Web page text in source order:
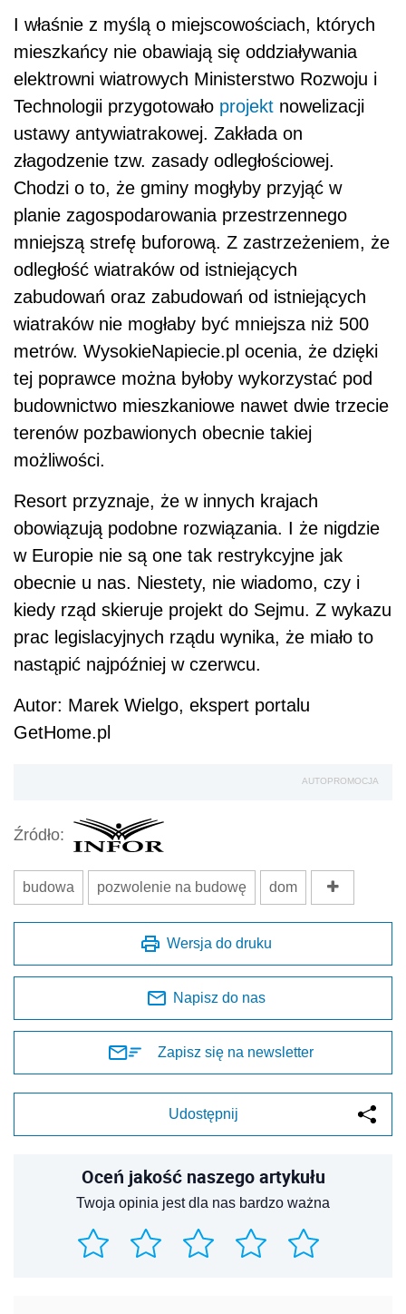
I właśnie z myślą o miejscowościach, których
mieszkańcy nie obawiają się oddziaływania
elektrowni wiatrowych Ministerstwo Rozwoju i
Technologii przygotowało projekt nowelizacji
ustawy antywiatrakowej. Zakłada on
złagodzenie tzw. zasady odległościowej.
Chodzi o to, że gminy mogłyby przyjąć w
planie zagospodarowania przestrzennego
mniejszą strefę buforową. Z zastrzeżeniem, że
odległość wiatraków od istniejących
zabudowań oraz zabudowań od istniejących
wiatraków nie mogłaby być mniejsza niż 500
metrów. WysokieNapiecie.pl ocenia, że dzięki
tej poprawce można byłoby wykorzystać pod
budownictwo mieszkaniowe nawet dwie trzecie
terenów pozbawionych obecnie takiej
możliwości.
Resort przyznaje, że w innych krajach
obowiązują podobne rozwiązania. I że nigdzie
w Europie nie są one tak restrykcyjne jak
obecnie u nas. Niestety, nie wiadomo, czy i
kiedy rząd skieruje projekt do Sejmu. Z wykazu
prac legislacyjnych rządu wynika, że miało to
nastąpić najpóźniej w czerwcu.
Autor: Marek Wielgo, ekspert portalu
GetHome.pl
AUTOPROMOCJA
Źródło:
budowa pozwolenie na budowę dom
Wersja do druku
Napisz do nas
Zapisz się na newsletter
Udostępnij
Oceń jakość naszego artykułu
Twoja opinia jest dla nas bardzo ważna